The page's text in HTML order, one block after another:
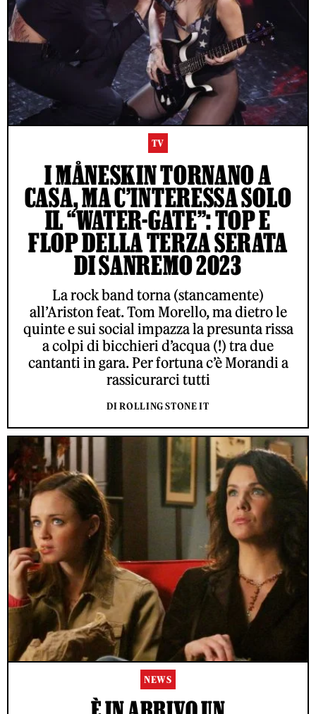
TV
I MÅNESKIN TORNANO A
CASA, MA C’INTERESSA SOLO
IL “WATER-GATE”: TOP E
FLOP DELLA TERZA SERATA
DI SANREMO 2023
La rock band torna (stancamente)
all’Ariston feat. Tom Morello, ma dietro le
quinte e sui social impazza la presunta rissa
a colpi di bicchieri d’acqua (!) tra due
cantanti in gara. Per fortuna c’è Morandi a
rassicurarci tutti
DI ROLLING STONE IT
NEWS